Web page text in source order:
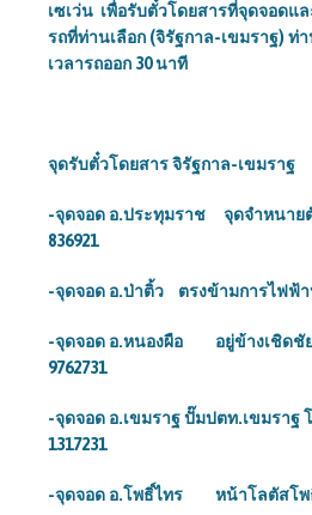
เซเว่น เพื่อรับตั๋วโดยสารที่จุดจอดแ
รถที่ท่านเลือก (จิรัฐกาล-เขมราฐ) ท่
เวลารถออก 30 นาที
จุดรับตั๋วโดยสาร จิรัฐกาล-เขมราฐ
-จุดจอด อ.ประทุมราช จุดจำหนาย
836921
-จุดจอด อ.ป่าติ้ว ตรงข้ามการไฟฟ้า
-จุดจอด อ.หนองผือ อยู่ข้างเชิดชัย
9762731
-จุดจอด อ.เขมราฐ ปั๊มปตท.เขมราฐ โ
1317231
-จุดจอด อ.โพธิ์ไทร หน้าโลตัสโพธิ์